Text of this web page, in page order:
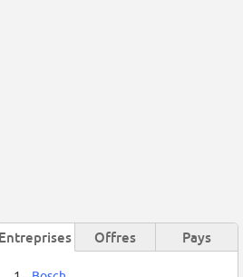
Entreprises Offres Pays